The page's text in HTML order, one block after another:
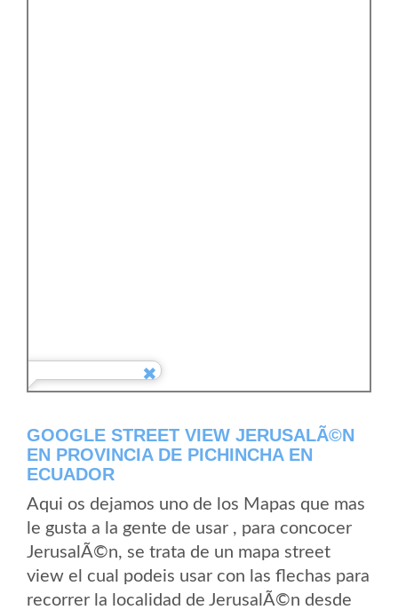
GOOGLE STREET VIEW JERUSALÃ©N
EN PROVINCIA DE PICHINCHA EN
ECUADOR
Aqui os dejamos uno de los Mapas que mas
le gusta a la gente de usar , para concocer
JerusalÃ©n, se trata de un mapa street
view el cual podeis usar con las flechas para
recorrer la localidad de JerusalÃ©n desde